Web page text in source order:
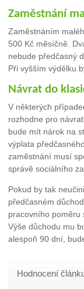
Zaměstnání
Zaměstnáním
500 Kč měsíčně.
nebude předčasný
Při vyšším výdělku
Návrat do
V některých
rozhodne pro
bude mít nárok na
výplata
zaměstnání musí
správě sociálního
Pokud by tak
předčasném
pracovního poměru
Výše důchodu mu
alespoň 90 dní,
Hodnocení